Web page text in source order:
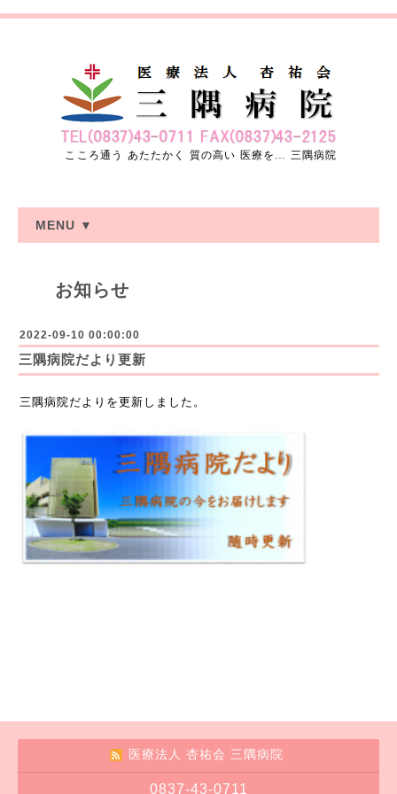
こころ通う あたたかく 質の高い 医療を… 三隅病院
MENU ▼
お知らせ
2022-09-10 00:00:00
三隅病院だより更新
三隅病院だよりを更新しました。
医療法人 杏祐会 三隅病院
0837-43-0711